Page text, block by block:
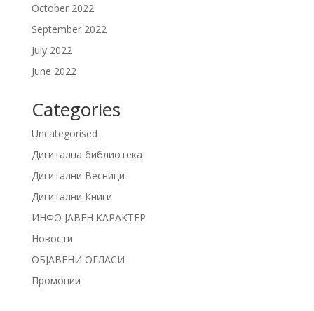
October 2022
September 2022
July 2022
June 2022
Categories
Uncategorised
Дигитална библиотека
Дигитални Весници
Дигитални Книги
ИНФО ЈАВЕН КАРАКТЕР
Новости
ОБЈАВЕНИ ОГЛАСИ
Промоции